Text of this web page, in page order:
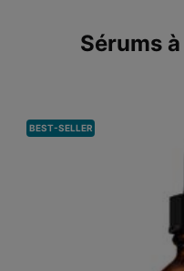
Sérums
BEST-SELLER